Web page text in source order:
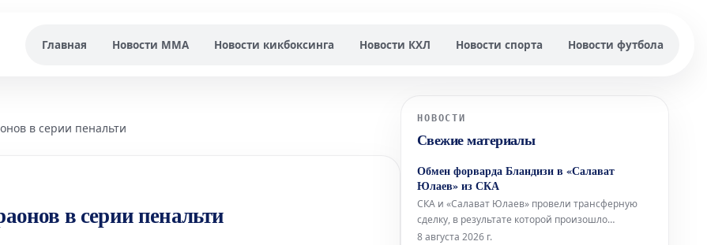
Главная Новости MMA Новости кикбоксинга Новости КХЛ Новости спорта Новости футбола
в серии пенальти
в серии пенальти
НОВОСТИ
Свежие материалы
Обмен форварда Бландизи в «Салават
Юлаев» из СКА
СКА и «Салават Юлаев» провели трансферную
сделку, в результате которой произошло
перемещение игроков между командами.
8 августа 2026 г.